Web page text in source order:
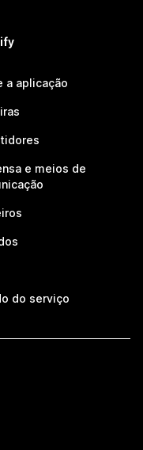
a aplicação
e meios de
do serviço